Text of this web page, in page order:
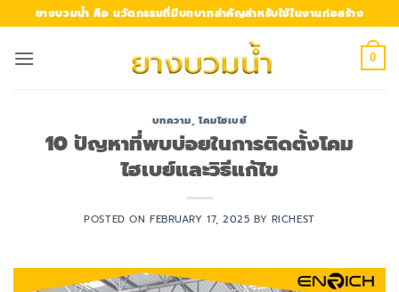
to
content
ยางบวมน้ำ คือ นวัตกรรมที่มีบทบาทสำคัญสำหรับใช้ในงานก่อสร้าง
0
บทความ,โคมไฮเบย์
10 ปัญหาที่พบบ่อยในการติดตั้งโคม
ไฮเบย์และวิธีแก้ไข
POSTED ON FEBRUARY 17, 2025 BY RICHEST